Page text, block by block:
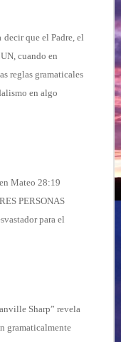
decir que el Padre, el
cuando en
reglas gramaticales
en algo
Mateo 28:19
PERSONAS
para el
Sharp” revela
gramaticalmente